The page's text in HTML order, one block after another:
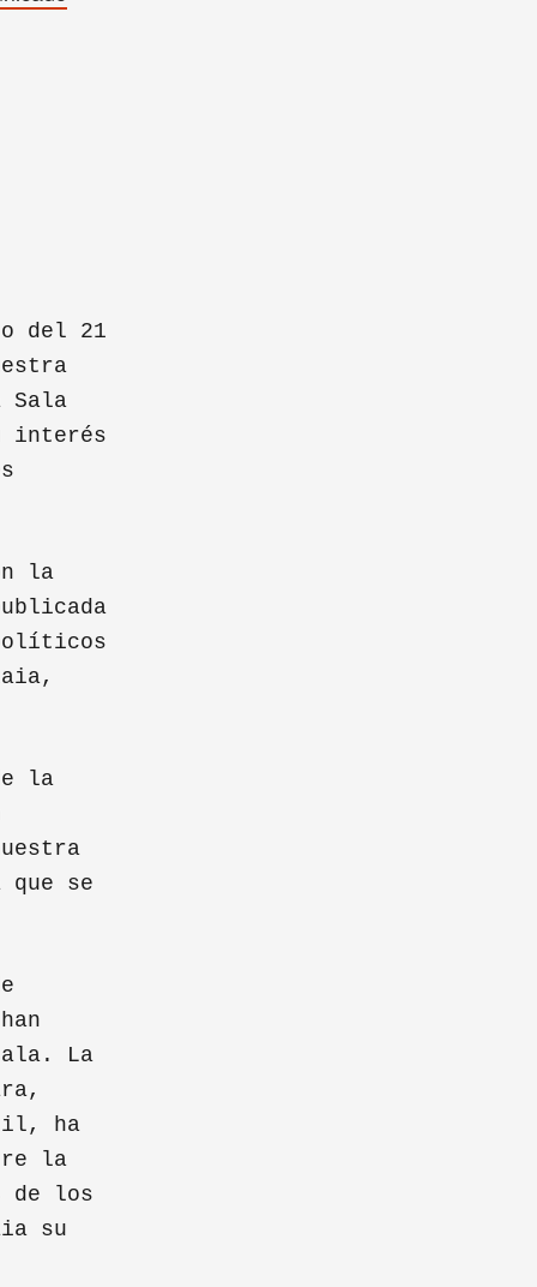
del 21
Sala
interés
la
la
se
La
ha
la
de los
su